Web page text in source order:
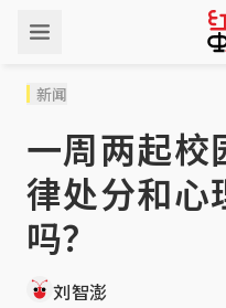
新闻
一周两起
律处分和心
吗？
刘智澎